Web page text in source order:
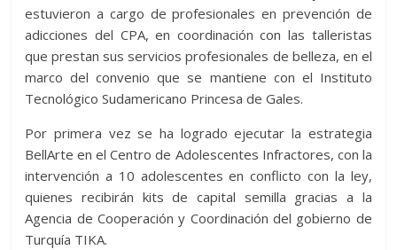
estuvieron a cargo de profesionales en prevención de
adicciones del CPA, en coordinación con las talleristas
que prestan sus servicios profesionales de belleza, en el
marco del convenio que se mantiene con el Instituto
Tecnológico Sudamericano Princesa de Gales.
Por primera vez se ha logrado ejecutar la estrategia
BellArte en el Centro de Adolescentes Infractores, con la
intervención a 10 adolescentes en conflicto con la ley,
quienes recibirán kits de capital semilla gracias a la
Agencia de Cooperación y Coordinación del gobierno de
Turquía TIKA.